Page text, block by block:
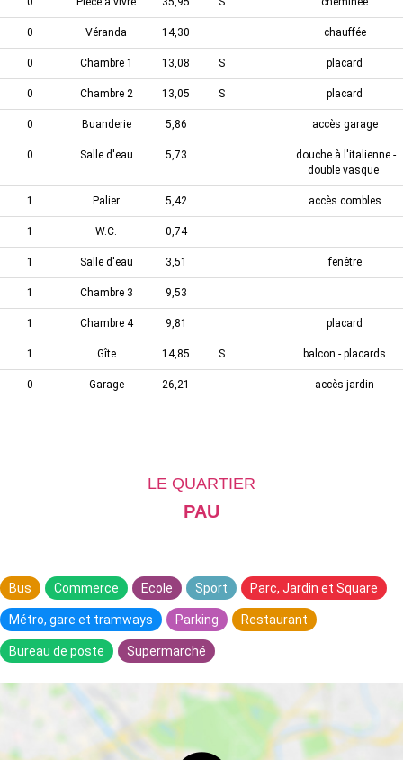
0 Véranda 14,30 chauffée
0 Chambre 1 13,08 S placard
0 Chambre 2 13,05 S placard
0 Buanderie 5,86 accès garage
0 Salle d'eau 5,73
douche à l'italienne -
double vasque
1 Palier 5,42 accès combles
1 W.C. 0,74
1 Salle d'eau 3,51 fenêtre
1 Chambre 3 9,53
1 Chambre 4 9,81 placard
1 Gîte 14,85 S balcon - placards
0 Garage 26,21 accès jardin
LE QUARTIER
PAU
Bus Commerce Ecole Sport Parc, Jardin et Square
Métro, gare et tramways Parking Restaurant
Bureau de poste Supermarché